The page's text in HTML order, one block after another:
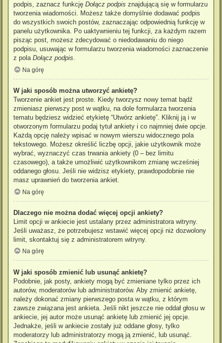
podpis, zaznacz funkcję Dołącz podpis znajdującą się w formularzu
tworzenia wiadomości. Możesz także domyślnie dodawać podpis
do wszystkich swoich postów, zaznaczając odpowiednią funkcję w
panelu użytkownika. Po uaktywnieniu tej funkcji, za każdym razem
pisząc post, możesz zdecydować o niedodawaniu do niego
podpisu, usuwając w formularzu tworzenia wiadomości zaznaczenie
z pola Dołącz podpis.
Na górę
W jaki sposób można utworzyć ankietę?
Tworzenie ankiet jest proste. Kiedy tworzysz nowy temat bądź
zmieniasz pierwszy post w wątku, na dole formularza tworzenia
tematu będziesz widzieć etykietę “Utwórz ankietę”. Kliknij ją i w
otworzonym formularzu podaj tytuł ankiety i co najmniej dwie opcje.
Każdą opcję należy wpisać w nowym wierszu widocznego pola
tekstowego. Możesz określić liczbę opcji, jakie użytkownik może
wybrać, wyznaczyć czas trwania ankiety (0 – bez limitu
czasowego), a także umożliwić użytkownikom zmianę wcześniej
oddanego głosu. Jeśli nie widzisz etykiety, prawdopodobnie nie
masz uprawnień do tworzenia ankiet.
Na górę
Dlaczego nie można dodać więcej opcji ankiety?
Limit opcji w ankiecie jest ustalany przez administratora witryny.
Jeśli uważasz, że potrzebujesz wstawić więcej opcji niż dozwolony
limit, skontaktuj się z administratorem witryny.
Na górę
W jaki sposób zmienić lub usunąć ankietę?
Podobnie, jak posty, ankiety mogą być zmieniane tylko przez ich
autorów, moderatorów lub administratorów. Aby zmienić ankietę,
należy dokonać zmiany pierwszego posta w wątku, z którym
zawsze związana jest ankieta. Jeśli nikt jeszcze nie oddał głosu w
ankiecie, jej autor może usunąć ankietę lub zmienić jej opcje.
Jednakże, jeśli w ankiecie zostały już oddane głosy, tylko
moderatorzy lub administratorzy mogą ją zmienić, lub usunąć.